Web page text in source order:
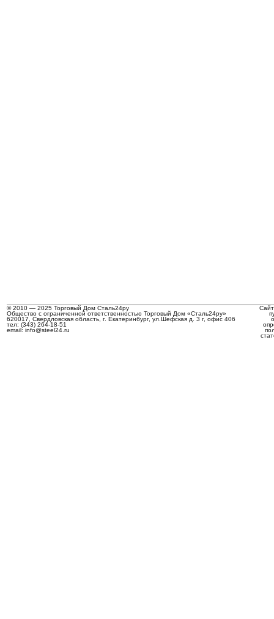
© 2010 — 2025 Торговый Дом Сталь24ру
Общество с ограниченной ответственностью Торговый Дом «Сталь24ру»
620017, Свердловская область, г. Екатеринбург, ул.Шефская д. 3 г, офис 406
тел: (343) 264-18-51
email: info@steel24.ru